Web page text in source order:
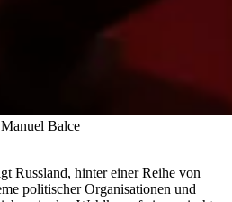
Balce
Russland, hinter einer Reihe von
politischer Organisationen und